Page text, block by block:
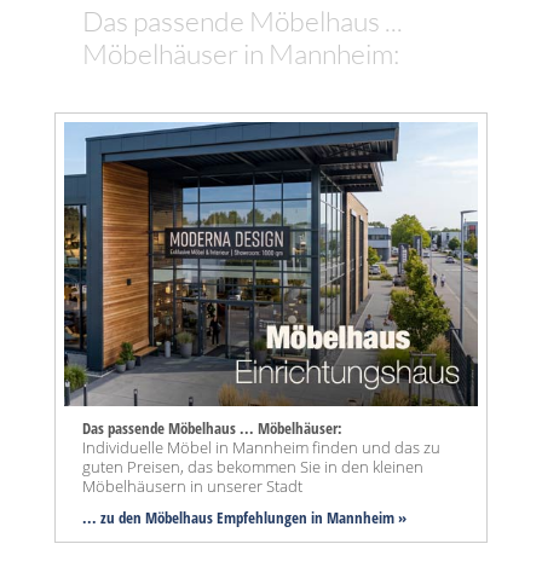
Das passende Möbelhaus ...
Möbelhäuser in Mannheim:
Das passende Möbelhaus ... Möbelhäuser:
Individuelle Möbel in Mannheim finden und das zu
guten Preisen, das bekommen Sie in den kleinen
Möbelhäusern in unserer Stadt
... zu den Möbelhaus Empfehlungen in Mannheim »